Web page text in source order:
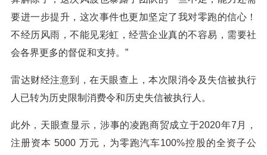
要进一步提升，这次事件也更加坚定了我对零跑的信心！
不经历风雨，不能见彩虹，经营企业真的不容易，需要社
会各界更多的督促和支持。”
雷达财经注意到，在天眼查上，本次限消令及失信被执行
人已转为历史限制消费令和历史失信被执行人。
此外，天眼查显示，涉事的凌跑商贸成立于2020年7月，
注册资本 5000 万元，为零跑汽车100%控股的全资子公